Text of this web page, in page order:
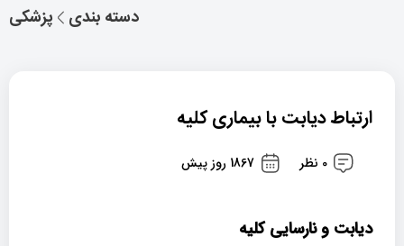
پزشکی دسته بندی
ارتباط دیابت با بیماری کلیه
0 نظر 1867 روز پیش
دیابت و نارسایی کلیه